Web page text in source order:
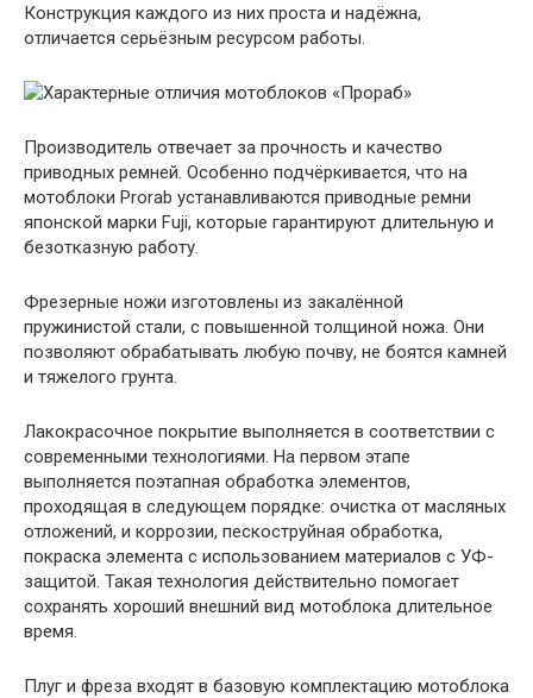
Конструкция каждого из них проста и надёжна,
отличается серьёзным ресурсом работы.
Производитель отвечает за прочность и качество
приводных ремней. Особенно подчёркивается, что на
мотоблоки Prorab устанавливаются приводные ремни
японской марки Fuji, которые гарантируют длительную и
безотказную работу.
Фрезерные ножи изготовлены из закалённой
пружинистой стали, с повышенной толщиной ножа. Они
позволяют обрабатывать любую почву, не боятся камней
и тяжелого грунта.
Лакокрасочное покрытие выполняется в соответствии с
современными технологиями. На первом этапе
выполняется поэтапная обработка элементов,
проходящая в следующем порядке: очистка от масляных
отложений, и коррозии, пескоструйная обработка,
покраска элемента с использованием материалов с УФ-
защитой. Такая технология действительно помогает
сохранять хороший внешний вид мотоблока длительное
время.
Плуг и фреза входят в базовую комплектацию мотоблока